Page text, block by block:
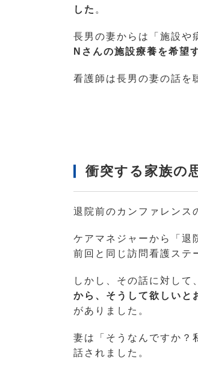
した 。
長男の妻からは「施設や
Nさんの施設療養を希望
看護師は長男の妻の話を
衝突する家族の
退院前のカンファレンス
ケアマネジャーから「退
前回と同じ訪問看護ステ
しかし、その話に対して
から、そうして欲しいと
がありました。
妻は「そうなんですか？
話されました。